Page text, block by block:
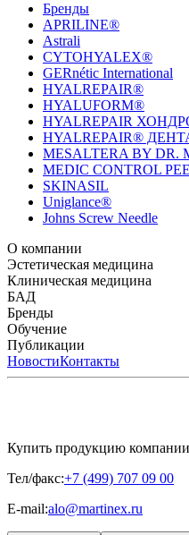
Бренды
APRILINE®
Astrali
CYTOHYALEX®
GERnétic International
HYALREPAIR®
HYALUFORM®
HYALREPAIR
HYALREPAIR®
MESALTERA BY DR.
MEDIC CONTROL
SKINASIL
Uniglance®
Johns Screw Needle
О компании
История компанииНаучный
центрПатентыЛаборатория
Мезотерапии
Эстетическая медицина
БиорепарацияФиллеры
пилинги
Клиническая медицина
HYALREPAIR®
DENTAL
FILLER INTIMO
БАД
CYTOHYALEX
Бренды
APRILINE®
InternationalHYALREPAIR®
ХОНДРОРЕПАРАНТ®
ДЕНТАЛMESALTERA BY
Обучение
Расписание мероприятий
обученияПреподаватели
Публикации
ЖУРНАЛ LES NOUVELLES
«ИНЪЕКЦИОННАЯ
НовостиКонтакты
Купить продукцию
Тел/факс:+7 (499) 707 09 00
E-mail:alo@martinex.ru